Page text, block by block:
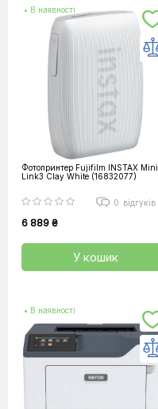
• В наявності
Фотопринтер Fujifilm INSTAX Mini
Link3 Clay White (16832077)
0 відгуків
6 889 ₴
У кошик
• В наявності